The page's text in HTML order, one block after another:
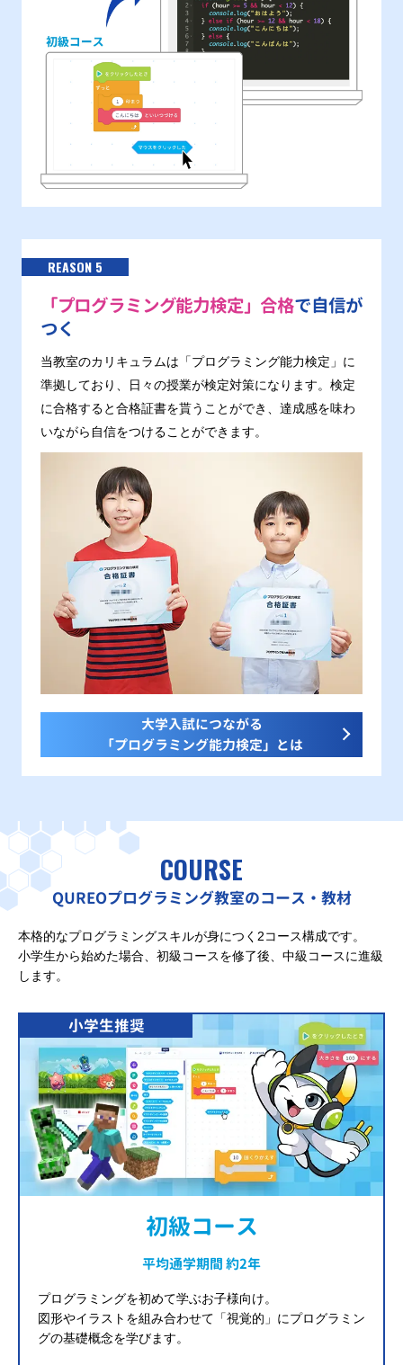
REASON 5
「プログラミング能力検定」合格で自信が
つく
当教室のカリキュラムは「プログラミング能力検定」に
準拠しており、日々の授業が検定対策になります。検定
に合格すると合格証書を貰うことができ、達成感を味わ
いながら自信をつけることができます。
大学入試につながる
「プログラミング能力検定」とは
COURSE
QUREOプログラミング教室のコース・教材
本格的なプログラミングスキルが身につく2コース構成です。
小学生から始めた場合、初級コースを修了後、中級コースに進級
します。
小学生推奨
初級コース
平均通学期間 約2年
プログラミングを初めて学ぶお子様向け。
図形やイラストを組み合わせて「視覚的」にプログラミン
グの基礎概念を学びます。